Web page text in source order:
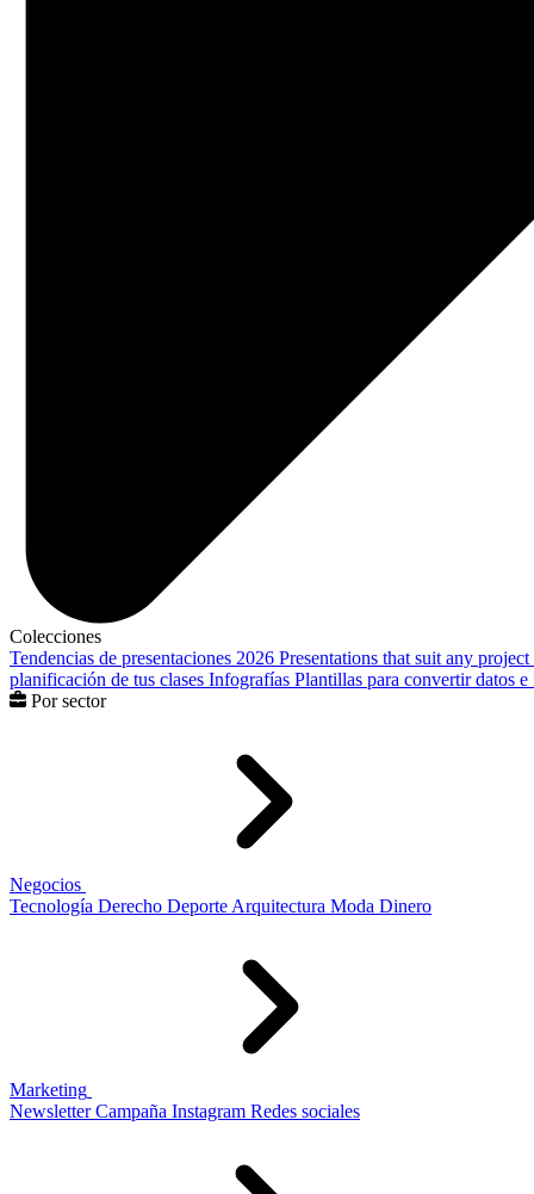
Colecciones
Tendencias de presentaciones 2026 Presentations that suit any project
planificación de tus clases Infografías Plantillas para convertir datos
Por sector
Negocios
Tecnología Derecho Deporte Arquitectura Moda Dinero
Marketing
Newsletter Campaña Instagram Redes sociales